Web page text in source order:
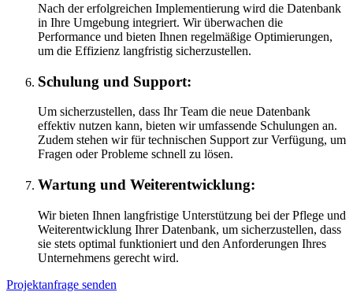
Nach der erfolgreichen Implementierung wird die Datenbank
in Ihre Umgebung integriert. Wir überwachen die
Performance und bieten Ihnen regelmäßige Optimierungen,
um die Effizienz langfristig sicherzustellen.
Schulung und Support:
Um sicherzustellen, dass Ihr Team die neue Datenbank
effektiv nutzen kann, bieten wir umfassende Schulungen an.
Zudem stehen wir für technischen Support zur Verfügung, um
Fragen oder Probleme schnell zu lösen.
Wartung und Weiterentwicklung:
Wir bieten Ihnen langfristige Unterstützung bei der Pflege und
Weiterentwicklung Ihrer Datenbank, um sicherzustellen, dass
sie stets optimal funktioniert und den Anforderungen Ihres
Unternehmens gerecht wird.
Projektanfrage senden